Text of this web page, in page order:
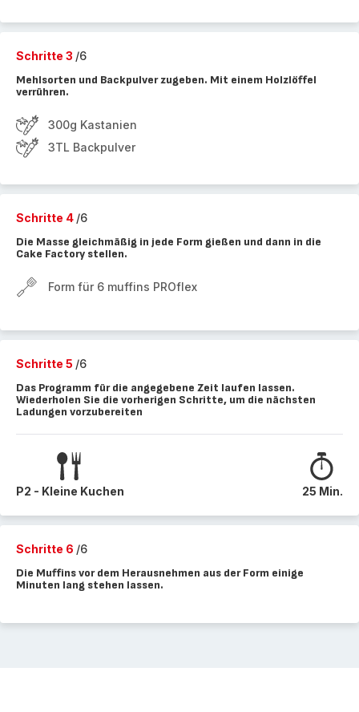
Schritte 3 /6
Mehlsorten und Backpulver zugeben. Mit einem Holzlöffel
verrühren.
300g Kastanien
3TL Backpulver
Schritte 4 /6
Die Masse gleichmäßig in jede Form gießen und dann in die
Cake Factory stellen.
Form für 6 muffins PROflex
Schritte 5 /6
Das Programm für die angegebene Zeit laufen lassen.
Wiederholen Sie die vorherigen Schritte, um die nächsten
Ladungen vorzubereiten
P2 - Kleine Kuchen 25 Min.
Schritte 6 /6
Die Muffins vor dem Herausnehmen aus der Form einige
Minuten lang stehen lassen.